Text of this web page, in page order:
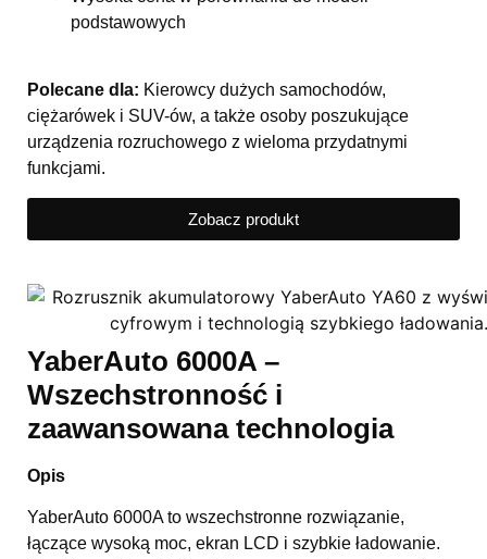
podstawowych
Polecane dla: Kierowcy dużych samochodów,
ciężarówek i SUV-ów, a także osoby poszukujące
urządzenia rozruchowego z wieloma przydatnymi
funkcjami.
Zobacz produkt
YaberAuto 6000A –
Wszechstronność i
zaawansowana technologia
Opis
YaberAuto 6000A to wszechstronne rozwiązanie,
łączące wysoką moc, ekran LCD i szybkie ładowanie.